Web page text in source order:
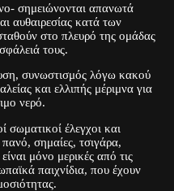
σημειώνονται απανωτά
αυθαιρεσίας κατά των
στο πλευρό της ομάδας
τους.
συνωστισμός λόγω κακού
και ελλιπής μέριμνα για
νερό.
σωματικοί έλεγχοι και
σημαίες, τσιγάρα,
μόνο μερικές από τις
παιχνίδια, που έχουν